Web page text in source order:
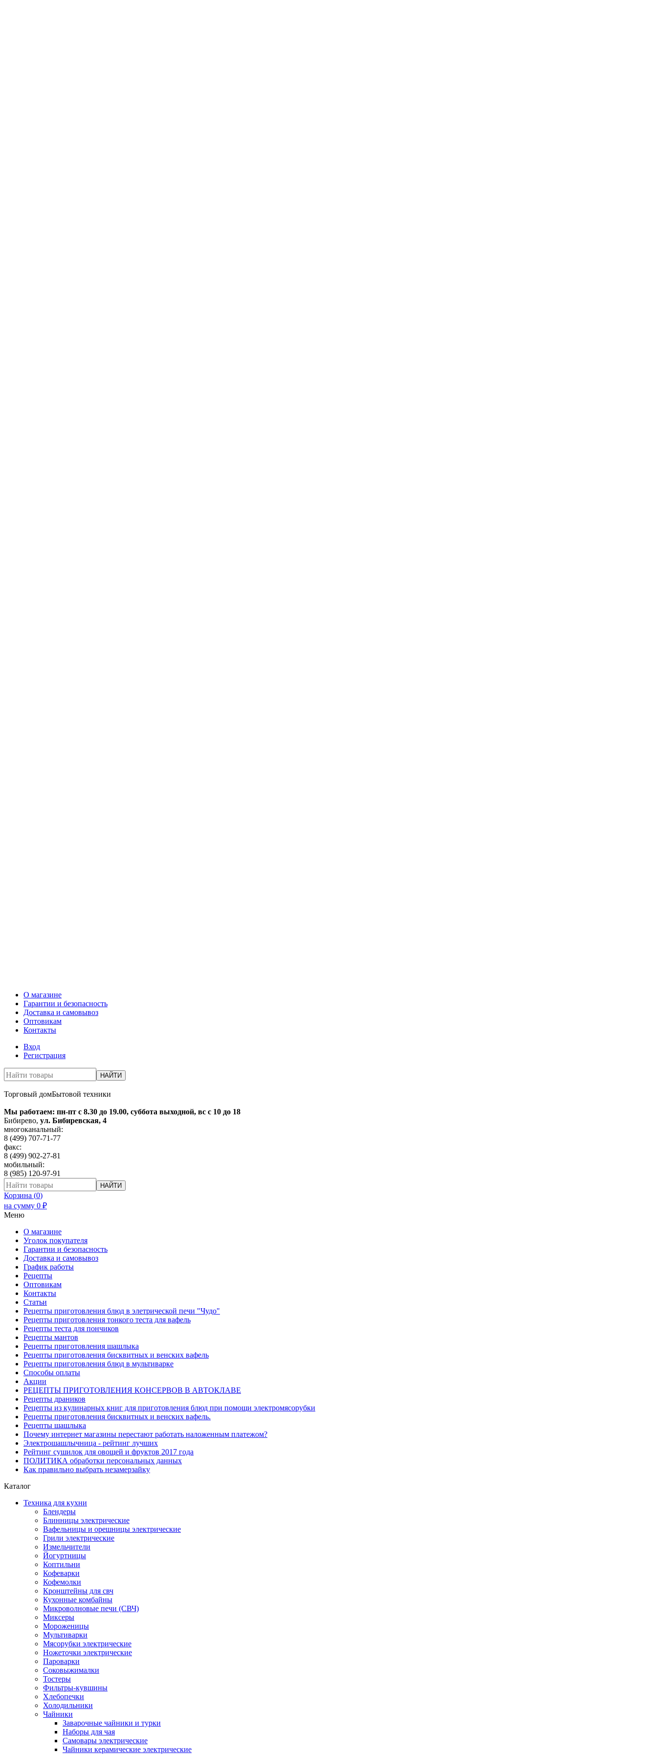
О магазине
Гарантии и безопасность
Доставка и самовывоз
Оптовикам
Контакты
Вход
Регистрация
НАЙТИ
Торговый домБытовой техники
Мы работаем: пн-пт с 8.30 до 19.00, суббота выходной, вс с 10 до 18
Бибирево, ул. Бибиревская, 4
многоканальный:
8 (499) 707-71-77
факс:
8 (499) 902-27-81
мобильный:
8 (985) 120-97-91
НАЙТИ
Корзина (0)
на сумму 0 ₽
Меню
О магазине
Уголок покупателя
Гарантии и безопасность
Доставка и самовывоз
График работы
Рецепты
Оптовикам
Контакты
Статьи
Рецепты приготовления блюд в элетрической печи "Чудо"
Рецепты приготовления тонкого теста для вафель
Рецепты теста для пончиков
Рецепты мантов
Рецепты приготовления шашлыка
Рецепты приготовления бисквитных и венских вафель
Рецепты приготовления блюд в мультиварке
Способы оплаты
Акции
РЕЦЕПТЫ ПРИГОТОВЛЕНИЯ КОНСЕРВОВ В АВТОКЛАВЕ
Рецепты драников
Рецепты из кулинарных книг для приготовления блюд при помощи электромясорубки
Рецепты приготовления бисквитных и венских вафель.
Рецепты шашлыка
Почему интернет магазины перестают работать наложенным платежом?
Электрошашлычница - рейтинг лучших
Рейтинг сушилок для овощей и фруктов 2017 года
ПОЛИТИКА обработки персональных данных
Как правильно выбрать незамерзайку
Каталог
Техника для кухни
Блендеры
Блинницы электрические
Вафельницы и орешницы электрические
Грили электрические
Измельчители
Йогуртницы
Коптильни
Кофеварки
Кофемолки
Кронштейны для свч
Кухонные комбайны
Микроволновые печи (СВЧ)
Миксеры
Мороженицы
Мультиварки
Мясорубки электрические
Ножеточки электрические
Пароварки
Соковыжималки
Тостеры
Фильтры-кувшины
Хлебопечки
Холодильники
Чайники
Заварочные чайники и турки
Наборы для чая
Самовары электрические
Чайники керамические электрические